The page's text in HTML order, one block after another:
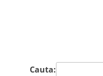
Cauta: